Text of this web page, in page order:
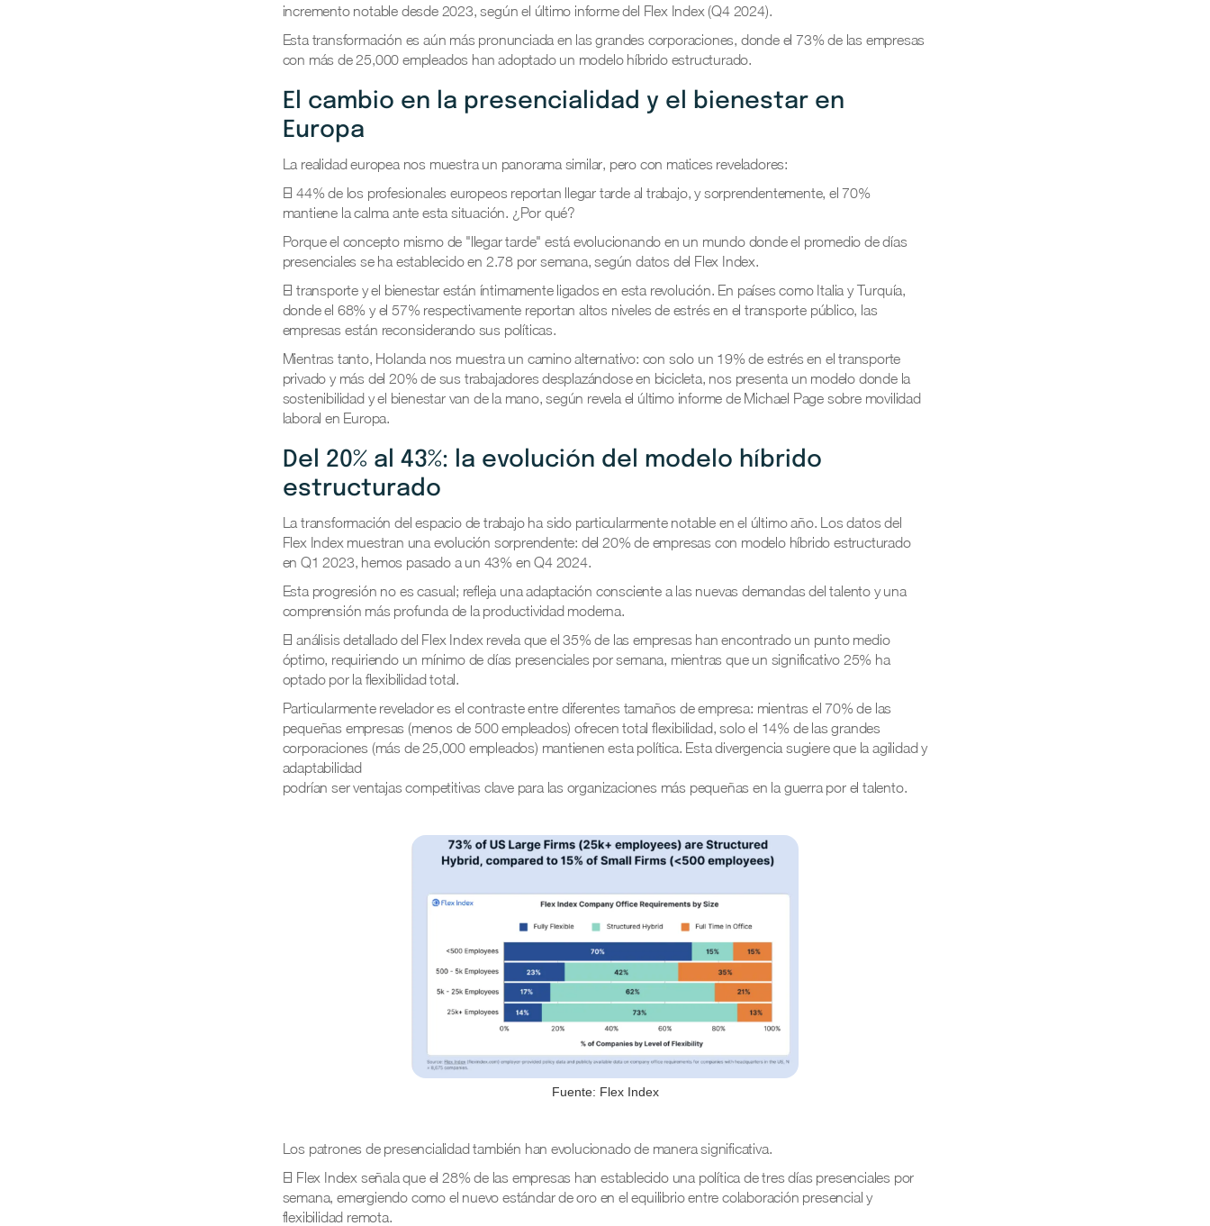
incremento notable desde 2023, según el último informe del Flex Index (Q4 2024).
Esta transformación es aún más pronunciada en las grandes corporaciones, donde el 73% de las empresas
con más de 25,000 empleados han adoptado un modelo híbrido estructurado.
El cambio en la presencialidad y el bienestar en
Europa
La realidad europea nos muestra un panorama similar, pero con matices reveladores:
El 44% de los profesionales europeos reportan llegar tarde al trabajo, y sorprendentemente, el 70%
mantiene la calma ante esta situación. ¿Por qué?
Porque el concepto mismo de "llegar tarde" está evolucionando en un mundo donde el promedio de días
presenciales se ha establecido en 2.78 por semana, según datos del Flex Index.
El transporte y el bienestar están íntimamente ligados en esta revolución. En países como Italia y Turquía,
donde el 68% y el 57% respectivamente reportan altos niveles de estrés en el transporte público, las
empresas están reconsiderando sus políticas.
Mientras tanto, Holanda nos muestra un camino alternativo: con solo un 19% de estrés en el transporte
privado y más del 20% de sus trabajadores desplazándose en bicicleta, nos presenta un modelo donde la
sostenibilidad y el bienestar van de la mano, según revela el último informe de Michael Page sobre movilidad
laboral en Europa.
Del 20% al 43%: la evolución del modelo híbrido
estructurado
La transformación del espacio de trabajo ha sido particularmente notable en el último año. Los datos del
Flex Index muestran una evolución sorprendente: del 20% de empresas con modelo híbrido estructurado
en Q1 2023, hemos pasado a un 43% en Q4 2024.
Esta progresión no es casual; refleja una adaptación consciente a las nuevas demandas del talento y una
comprensión más profunda de la productividad moderna.
El análisis detallado del Flex Index revela que el 35% de las empresas han encontrado un punto medio
óptimo, requiriendo un mínimo de días presenciales por semana, mientras que un significativo 25% ha
optado por la flexibilidad total.
Particularmente revelador es el contraste entre diferentes tamaños de empresa: mientras el 70% de las
pequeñas empresas (menos de 500 empleados) ofrecen total flexibilidad, solo el 14% de las grandes
corporaciones (más de 25,000 empleados) mantienen esta política. Esta divergencia sugiere que la agilidad y
adaptabilidad
podrían ser ventajas competitivas clave para las organizaciones más pequeñas en la guerra por el talento.
Fuente: Flex Index
Los patrones de presencialidad también han evolucionado de manera significativa.
El Flex Index señala que el 28% de las empresas han establecido una política de tres días presenciales por
semana, emergiendo como el nuevo estándar de oro en el equilibrio entre colaboración presencial y
flexibilidad remota.